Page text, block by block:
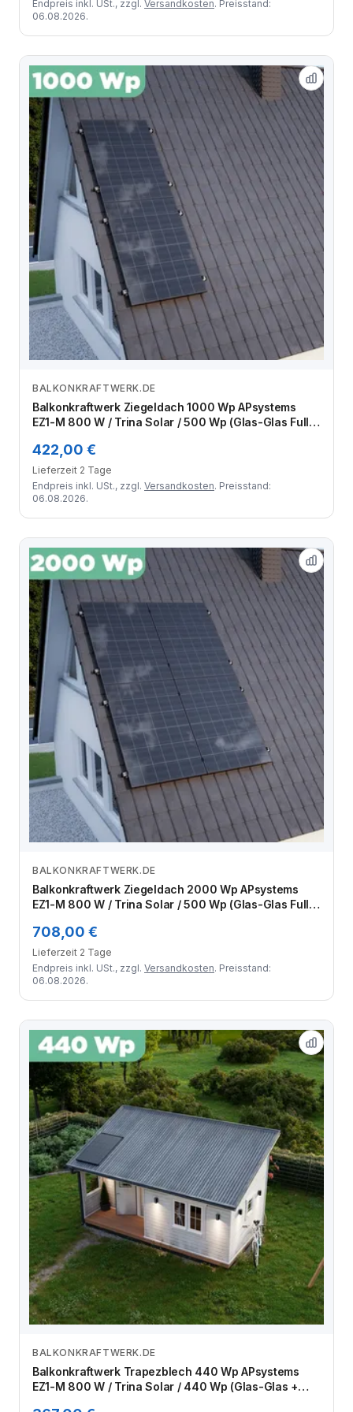
Endpreis inkl. USt., zzgl. Versandkosten. Preisstand:
06.08.2026.
Zum Angebot
BALKONKRAFTWERK.DE
Balkonkraftwerk Ziegeldach 1000 Wp APsystems
EZ1-M 800 W / Trina Solar / 500 Wp (Glas-Glas Full
Module
422,00 €
Lieferzeit 2 Tage
Endpreis inkl. USt., zzgl. Versandkosten. Preisstand:
06.08.2026.
Zum Angebot
BALKONKRAFTWERK.DE
Balkonkraftwerk Ziegeldach 2000 Wp APsystems
EZ1-M 800 W / Trina Solar / 500 Wp (Glas-Glas Full
Module
708,00 €
Lieferzeit 2 Tage
Endpreis inkl. USt., zzgl. Versandkosten. Preisstand:
06.08.2026.
Zum Angebot
BALKONKRAFTWERK.DE
Balkonkraftwerk Trapezblech 440 Wp APsystems
EZ1-M 800 W / Trina Solar / 440 Wp (Glas-Glas +